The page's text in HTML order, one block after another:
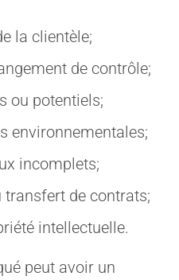
la clientèle;
de contrôle;
ou potentiels;
environnementales;
incomplets;
de contrats;
intellectuelle.
peut avoir un